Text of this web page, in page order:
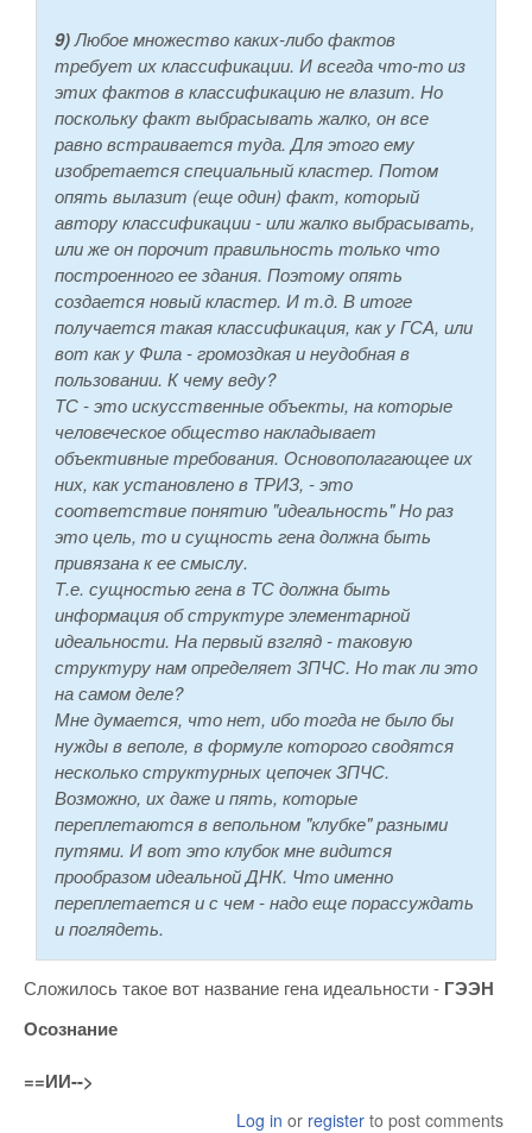
9)Любое множество каких-либо фактов
требует их классификации. И всегда что-то из
этих фактов в классификацию не влазит. Но
поскольку факт выбрасывать жалко, он все
равно встраивается туда. Для этого ему
изобретается специальный кластер. Потом
опять вылазит (еще один) факт, который
автору классификации - или жалко выбрасывать,
или же он порочит правильность только что
построенного ее здания. Поэтому опять
создается новый кластер. И т.д. В итоге
получается такая классификация, как у ГСА, или
вот как у Фила - громоздкая и неудобная в
пользовании. К чему веду?
ТС - это искусственные объекты, на которые
человеческое общество накладывает
объективные требования. Основополагающее их
них, как установлено в ТРИЗ, - это
соответствие понятию "идеальность" Но раз
это цель, то и сущность гена должна быть
привязана к ее смыслу.
Т.е. сущностью гена в ТС должна быть
информация об структуре элементарной
идеальности. На первый взгляд - таковую
структуру нам определяет ЗПЧС. Но так ли это
на самом деле?
Мне думается, что нет, ибо тогда не было бы
нужды в веполе, в формуле которого сводятся
несколько структурных цепочек ЗПЧС.
Возможно, их даже и пять, которые
переплетаются в вепольном "клубке" разными
путями. И вот это клубок мне видится
прообразом идеальной ДНК. Что именно
переплетается и с чем - надо еще порассуждать
и поглядеть.
Сложилось такое вот название гена идеальности - ГЭЭН
Осознание
==ИИ-->
Log in or register to post comments